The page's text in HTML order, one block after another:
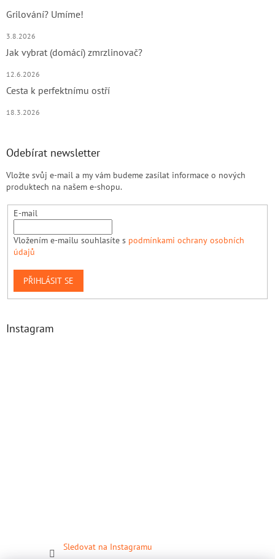
Grilování? Umíme!
3.8.2026
Jak vybrat (domácí) zmrzlinovač?
12.6.2026
Cesta k perfektnímu ostří
18.3.2026
Odebírat newsletter
Vložte svůj e-mail a my vám budeme zasílat informace o nových
produktech na našem e-shopu.
E-mail
Vložením e-mailu souhlasíte s podmínkami ochrany osobních
údajů
PŘIHLÁSIT SE
Instagram
Sledovat na Instagramu